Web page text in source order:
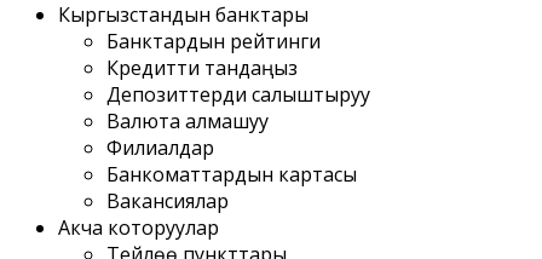
Кыргызстандын банктары
Банктардын рейтинги
Кредитти тандаңыз
Депозиттерди салыштыруу
Валюта алмашуу
Филиалдар
Банкоматтардын картасы
Вакансиялар
Акча которуулар